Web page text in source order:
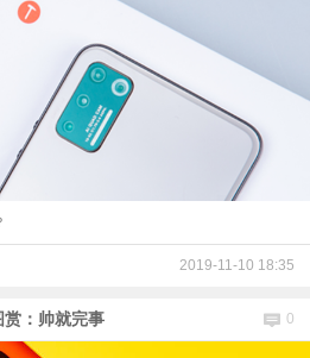
2019-11-10 18:35
：帅就完事 0